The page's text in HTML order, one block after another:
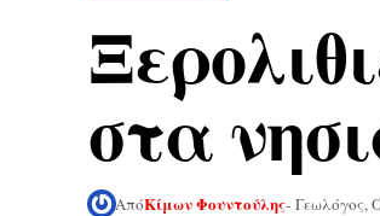
στα
ΑπόΚίμων Φουντούλης- Γεωλόγος,